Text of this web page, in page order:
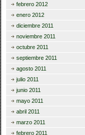
febrero 2012
enero 2012
diciembre 2011
noviembre 2011
octubre 2011
septiembre 2011
agosto 2011
julio 2011
junio 2011
mayo 2011
abril 2011
marzo 2011
febrero 2011